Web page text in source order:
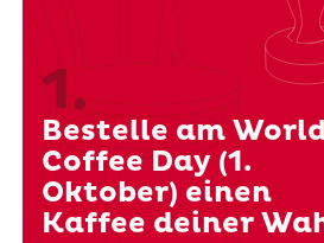
1.
Bestelle am
Coffee Day (1.
Oktober) einen
Kaffee deiner